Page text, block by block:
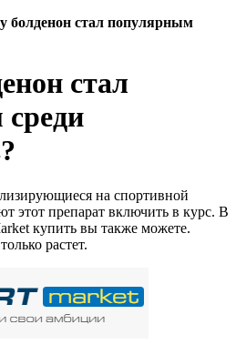
болденон стал популярным
стал
на спортивной
этот препарат включить в курс. В
купить вы также можете.
растет.